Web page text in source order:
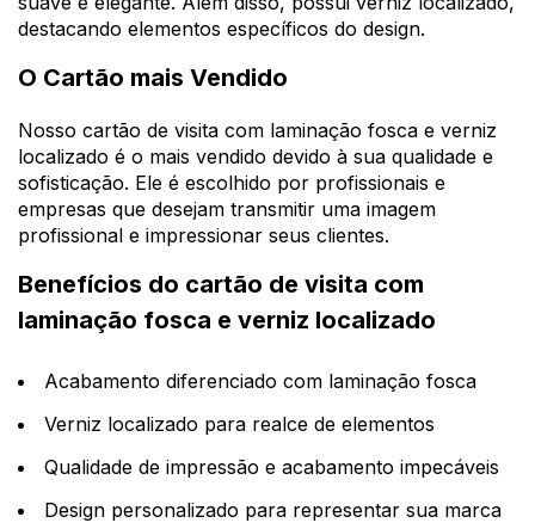
destacando elementos específicos do design.
O Cartão mais Vendido
Nosso cartão de visita com laminação fosca e verniz
localizado é o mais vendido devido à sua qualidade e
sofisticação. Ele é escolhido por profissionais e
empresas que desejam transmitir uma imagem
profissional e impressionar seus clientes.
Benefícios do cartão de visita com
laminação fosca e verniz localizado
Acabamento diferenciado com laminação fosca
Verniz localizado para realce de elementos
Qualidade de impressão e acabamento impecáveis
Design personalizado para representar sua marca